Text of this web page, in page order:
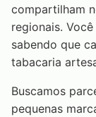
compartilham
regionais.
sabendo que
tabacaria
Buscamos
pequenas